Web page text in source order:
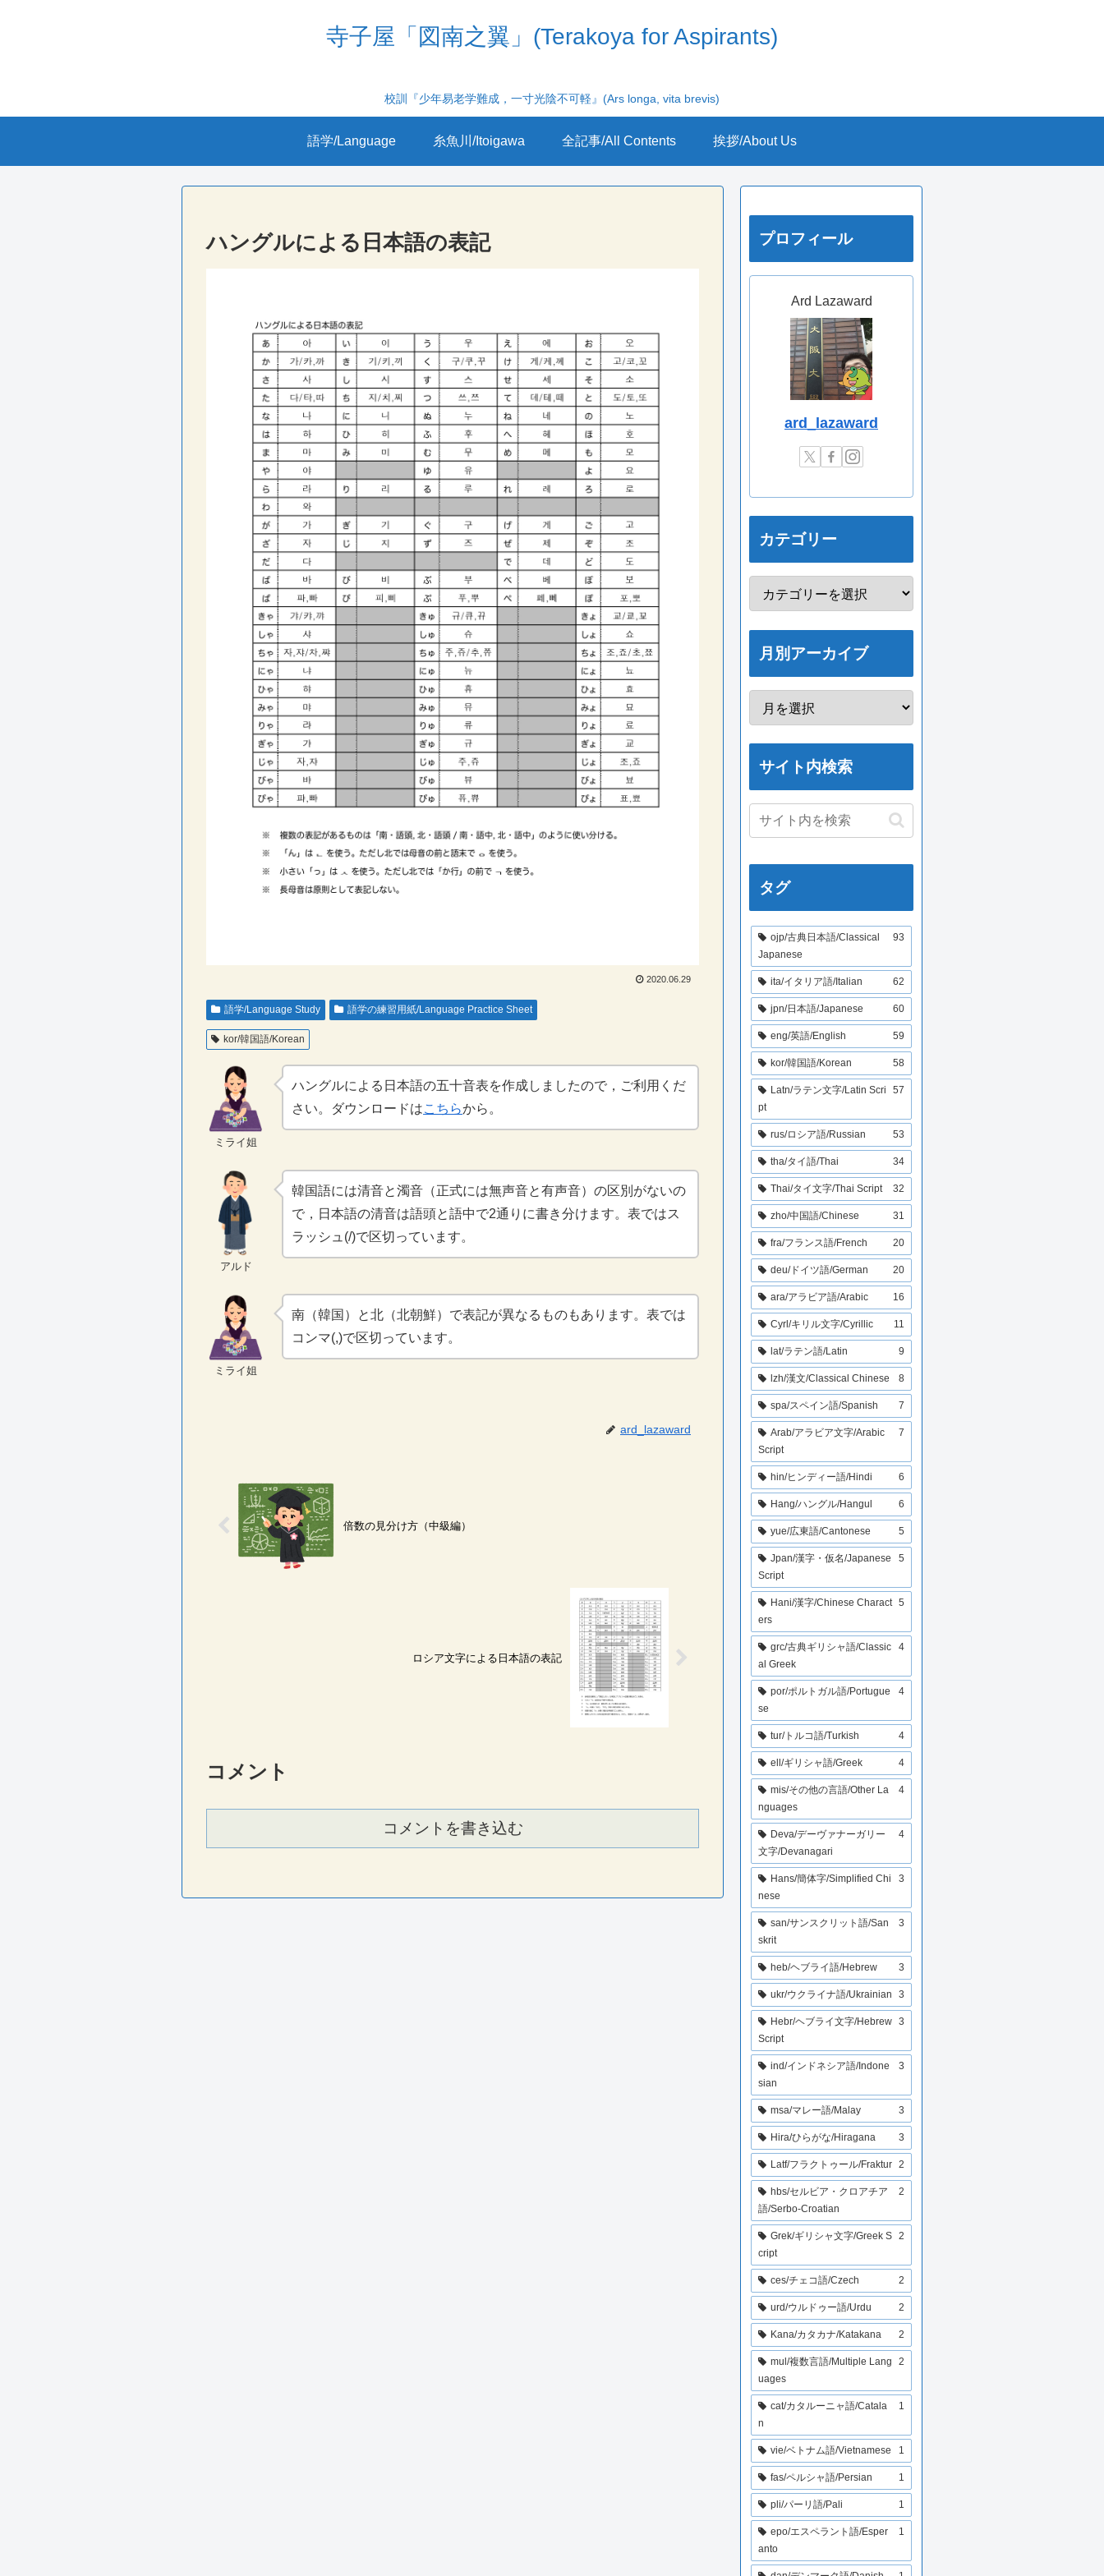
寺子屋「図南之翼」(Terakoya for Aspirants)
校訓『少年易老学難成，一寸光陰不可軽』(Ars longa, vita brevis)
語学/Language 糸魚川/Itoigawa 全記事/All Contents 挨拶/About Us
ハングルによる日本語の表記
2020.06.29
語学/Language Study 語学の練習用紙/Language Practice Sheet
kor/韓国語/Korean
ミライ姐
ハングルによる日本語の五十音表を作成しましたので，ご利用くだ
さい。ダウンロードはこちらから。
アルド
韓国語には清音と濁音（正式には無声音と有声音）の区別がないの
で，日本語の清音は語頭と語中で2通りに書き分けます。表ではス
ラッシュ(/)で区切っています。
ミライ姐
南（韓国）と北（北朝鮮）で表記が異なるものもあります。表では
コンマ(,)で区切っています。
ard_lazaward
倍数の見分け方（中級編）
ロシア文字による日本語の表記
コメント
コメントを書き込む
プロフィール
Ard Lazaward
ard_lazaward
カテゴリー
月別アーカイブ
サイト内検索
タグ
ojp/古典日本語/Classical
Japanese
93
ita/イタリア語/Italian 62
jpn/日本語/Japanese 60
eng/英語/English 59
kor/韓国語/Korean 58
Latn/ラテン文字/Latin Scri
pt
57
rus/ロシア語/Russian 53
tha/タイ語/Thai 34
Thai/タイ文字/Thai Script 32
zho/中国語/Chinese 31
fra/フランス語/French 20
deu/ドイツ語/German 20
ara/アラビア語/Arabic 16
Cyrl/キリル文字/Cyrillic 11
lat/ラテン語/Latin 9
lzh/漢文/Classical Chinese 8
spa/スペイン語/Spanish 7
Arab/アラビア文字/Arabic
Script
7
hin/ヒンディー語/Hindi 6
Hang/ハングル/Hangul 6
yue/広東語/Cantonese 5
Jpan/漢字・仮名/Japanese
Script
5
Hani/漢字/Chinese Charact
ers
5
grc/古典ギリシャ語/Classic
al Greek
4
por/ポルトガル語/Portugue
se
4
tur/トルコ語/Turkish 4
ell/ギリシャ語/Greek 4
mis/その他の言語/Other La
nguages
4
Deva/デーヴァナーガリー
文字/Devanagari
4
Hans/簡体字/Simplified Chi
nese
3
san/サンスクリット語/San
skrit
3
heb/ヘブライ語/Hebrew 3
ukr/ウクライナ語/Ukrainian 3
Hebr/ヘブライ文字/Hebrew
Script
3
ind/インドネシア語/Indone
sian
3
msa/マレー語/Malay 3
Hira/ひらがな/Hiragana 3
Latf/フラクトゥール/Fraktur 2
hbs/セルビア・クロアチア
語/Serbo-Croatian
2
Grek/ギリシャ文字/Greek S
cript
2
ces/チェコ語/Czech 2
urd/ウルドゥー語/Urdu 2
Kana/カタカナ/Katakana 2
mul/複数言語/Multiple Lang
uages
2
cat/カタルーニャ語/Catala
n
1
vie/ベトナム語/Vietnamese 1
fas/ペルシャ語/Persian 1
pli/パーリ語/Pali 1
epo/エスペラント語/Esper
anto
1